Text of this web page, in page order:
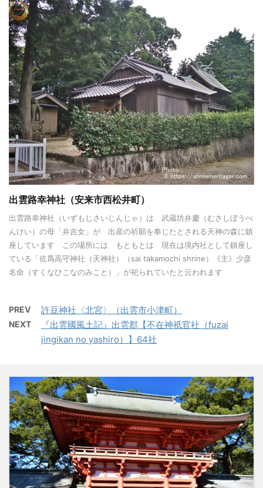
出雲路幸神社（安来市西松井町）
出雲路幸神社（いずもじさいじんじゃ）は 武蔵坊弁慶（むさしぼうべ
んけい）の母「弁吉女」が 出産の祈願を奉じたとされる天神の森に鎮
座しています この場所には もともとは 現在は境内社として鎮座し
ている「佐爲高守神社（天神社）（sai takamochi shrine）《主》少彦
名命（すくなひこなのみこと）」が祀られていたと云われます
PREV 許豆神社〈北宮〉（出雲市小津町）
NEXT
『出雲國風土記』出雲郡【不在神祇官社（fuzai
jingikan no yashiro）】64社